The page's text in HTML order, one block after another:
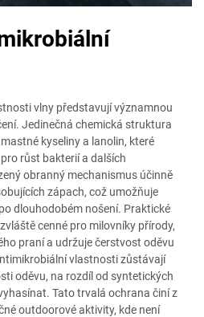
vlny představují významnou
Jedinečná chemická struktura
kyseliny a lanolin, které
růst bakterií a dalších
obranný mechanismus účinně
zápach, což umožňuje
dlouhodobém nošení. Praktické
cenné pro milovníky přírody,
praní a udržuje čerstvost oděvu
vlastnosti zůstávají
oděvu, na rozdíl od syntetických
Tato trvalá ochrana činí z
outdoorové aktivity, kde není